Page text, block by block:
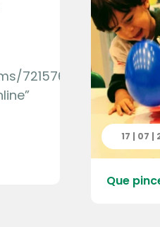
72157686557088334″
17 | 07 |
Que